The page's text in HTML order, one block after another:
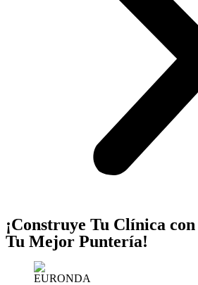
¡Construye Tu Clínica con
Tu Mejor Puntería!